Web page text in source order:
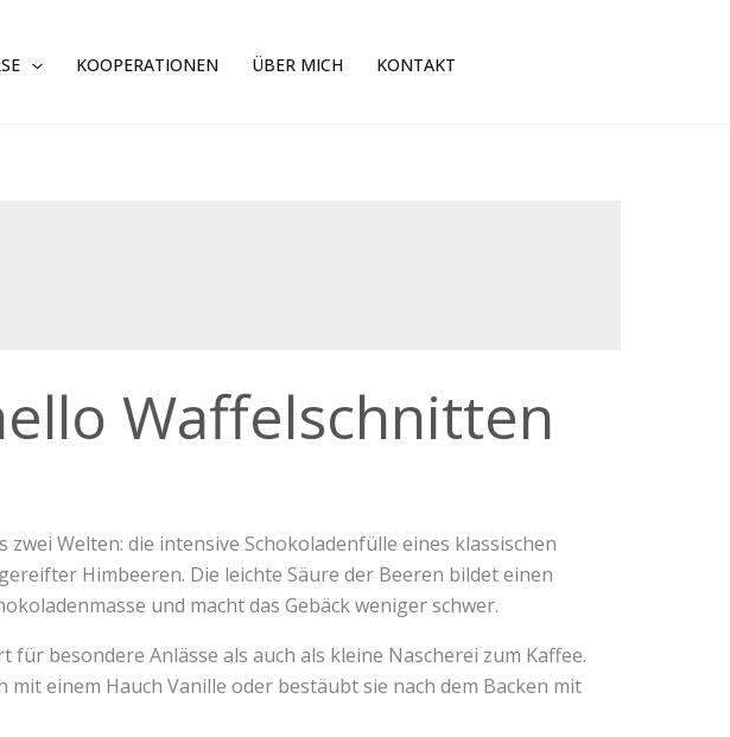
KOOPERATIONEN ÜBER MICH KONTAKT
Waffelschnitten
Welten: die intensive Schokoladenfülle eines klassischen
Himbeeren. Die leichte Säure der Beeren bildet einen
und macht das Gebäck weniger schwer.
besondere Anlässe als auch als kleine Nascherei zum Kaffee.
einem Hauch Vanille oder bestäubt sie nach dem Backen mit